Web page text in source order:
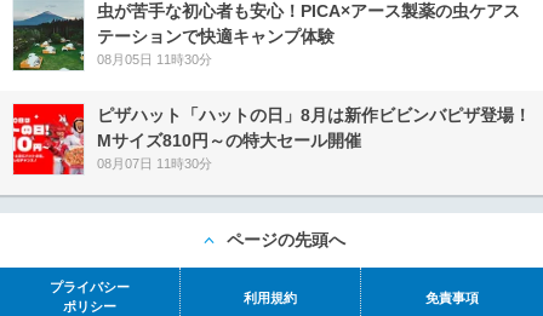
虫が苦手な初心者も安心！PICA×アース製薬の虫ケアス
テーションで快適キャンプ体験
08月05日 11時30分
ピザハット「ハットの日」8月は新作ビビンバピザ登場！
Mサイズ810円～の特大セール開催
08月07日 11時30分
ページの先頭へ
プライバシー
ポリシー
利用規約 免責事項